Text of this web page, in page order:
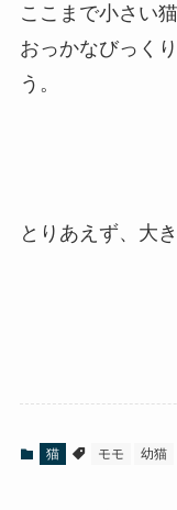
ここまで小さい
おっかなびっく
う。
とりあえず、大
猫 モモ 幼猫